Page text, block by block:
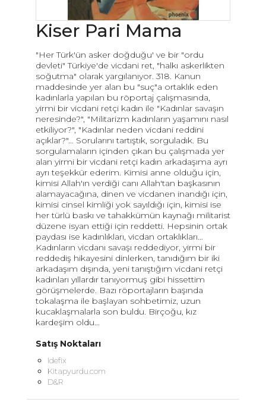
Kiser Pari Mama
"Her Türk'ün asker doğduğu' ve bir "ordu
devleti" Türkiye'de vicdani ret, "halkı askerlikten
soğutma" olarak yargılanıyor. 318. Kanun
maddesinde yer alan bu "suç"a ortaklık eden
kadınlarla yapılan bu röportaj çalışmasında,
yirmi bir vicdani retçi kadın ile "Kadınlar savaşın
neresinde?", "Militarizm kadınların yaşamını nasıl
etkiliyor?", "Kadınlar neden vicdani reddini
açıklar?"… Sorularını tartıştık, sorguladık. Bu
sorgulamaların içinden çıkan bu çalışmada yer
alan yirmi bir vicdani retçi kadın arkadaşıma ayrı
ayrı teşekkür ederim. Kimisi anne olduğu için,
kimisi Allah'ın verdiği canı Allah'tan başkasının
alamayacağına, dinen ve vicdanen inandığı için,
kimisi cinsel kimliği yok sayıldığı için, kimisi ise
her türlü baskı ve tahakkümün kaynağı militarist
düzene isyan ettiği için reddetti. Hepsinin ortak
paydası ise kadınlıkları, vicdan ortaklıkları…
Kadınların vicdanı savaşı reddediyor, yirmi bir
reddediş hikayesini dinlerken, tanıdığım bir iki
arkadaşım dışında, yeni tanıştığım vicdani retçi
kadınları yıllardır tanıyormuş gibi hissettim
görüşmelerde. Bazı röportajların başında
tokalaşma ile başlayan sohbetimiz, uzun
kucaklaşmalarla son buldu. Birçoğu, kız
kardeşim oldu...
Satış Noktaları
Idefix
Kitapyurdu.com
D&R